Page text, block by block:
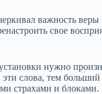
важность
свое
нужно
слова, тем
страхами и блоками.